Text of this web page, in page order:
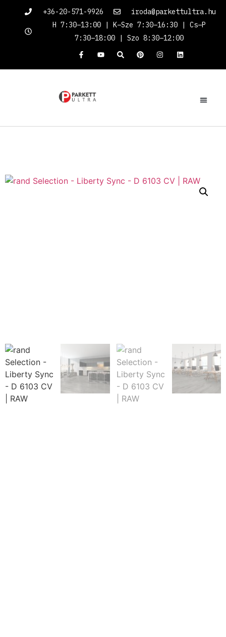
+36-20-571-9926
iroda@parkettultra.hu
H 7:30–13:00 | K–Sze 7:30–16:30 | Cs–P
7:30–18:00 | Szo 8:30–12:00